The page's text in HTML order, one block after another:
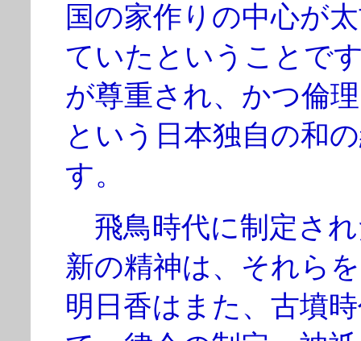
国の家作りの中心が
ていたということで
が尊重され、かつ倫
という日本独自の和
す。
飛鳥時代に制定さ
新の精神は、それら
明日香はまた、古墳